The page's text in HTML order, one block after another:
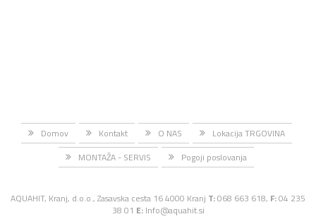
Domov Kontakt O NAS
Lokacija TRGOVINA
MONTAŽA - SERVIS
Pogoji poslovanja
AQUAHIT, Kranj, d.o.o., Zasavska cesta 16 4000 Kranj T:068 663 618, F:04 235
38 01 E: Info@aquahit.si